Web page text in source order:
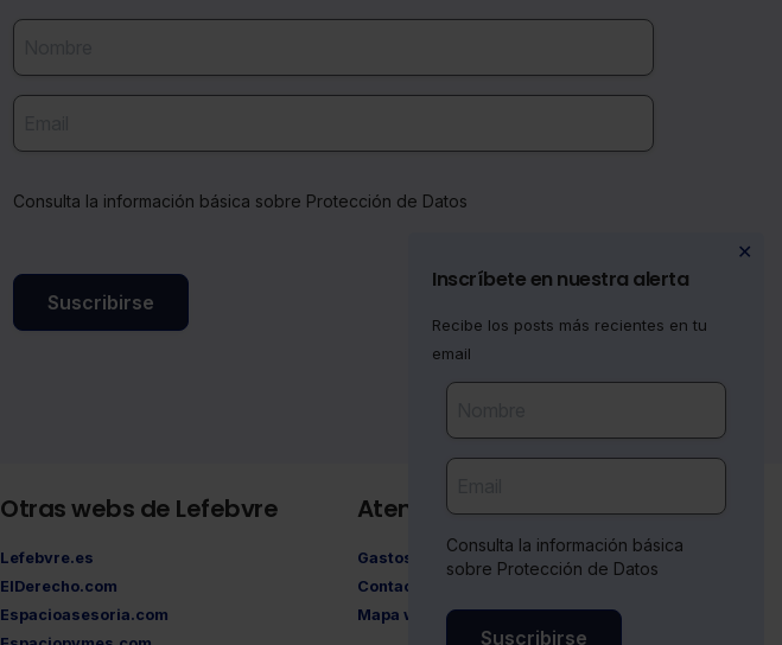
Consulta la información básica sobre Protección de Datos
Suscribirse
✕
Inscríbete en nuestra alerta
Recibe los posts más recientes en tu
email
Consulta la información básica
sobre Protección de Datos
Suscribirse
Otras webs de Lefebvre
Lefebvre.es
ElDerecho.com
Espacioasesoria.com
Atención al cliente
Gastos de envío
Contacto
Mapa web